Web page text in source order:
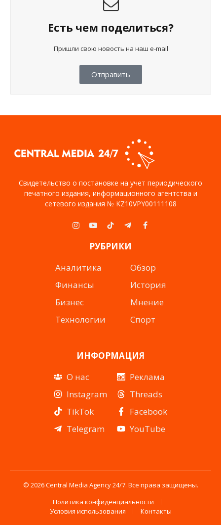
Есть чем поделиться?
Пришли свою новость на наш e-mail
Отправить
Свидетельство о постановке на учет периодического
печатного издания, информационного агентства и
сетевого издания № KZ10VPY00111108
Instagram
YouTubeTikTokTelegramFacebook
РУБРИКИ
Аналитика
Финансы
Бизнес
Технологии
Обзор
История
Мнение
Спорт
ИНФОРМАЦИЯ
О нас
Instagram
TikTok
Telegram
Реклама
Threads
Facebook
YouTube
© 2026 Central Media Agency 24/7. Все права защищены.
Политика конфиденциальности
Условия использования
Контакты